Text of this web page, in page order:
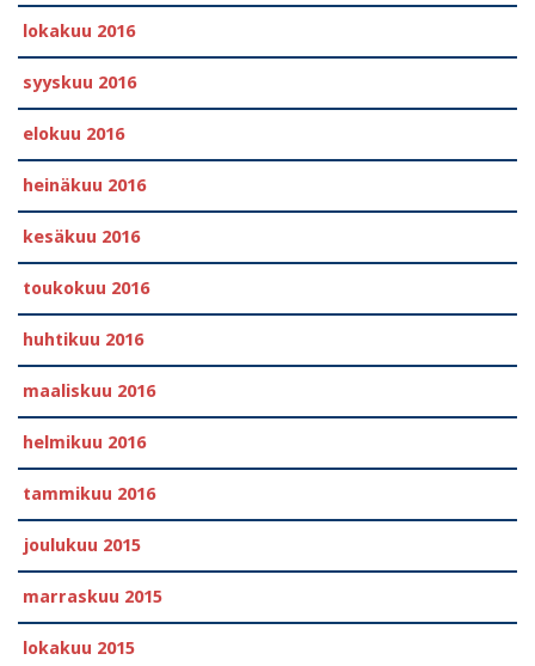
lokakuu 2016
syyskuu 2016
elokuu 2016
heinäkuu 2016
kesäkuu 2016
toukokuu 2016
huhtikuu 2016
maaliskuu 2016
helmikuu 2016
tammikuu 2016
joulukuu 2015
marraskuu 2015
lokakuu 2015